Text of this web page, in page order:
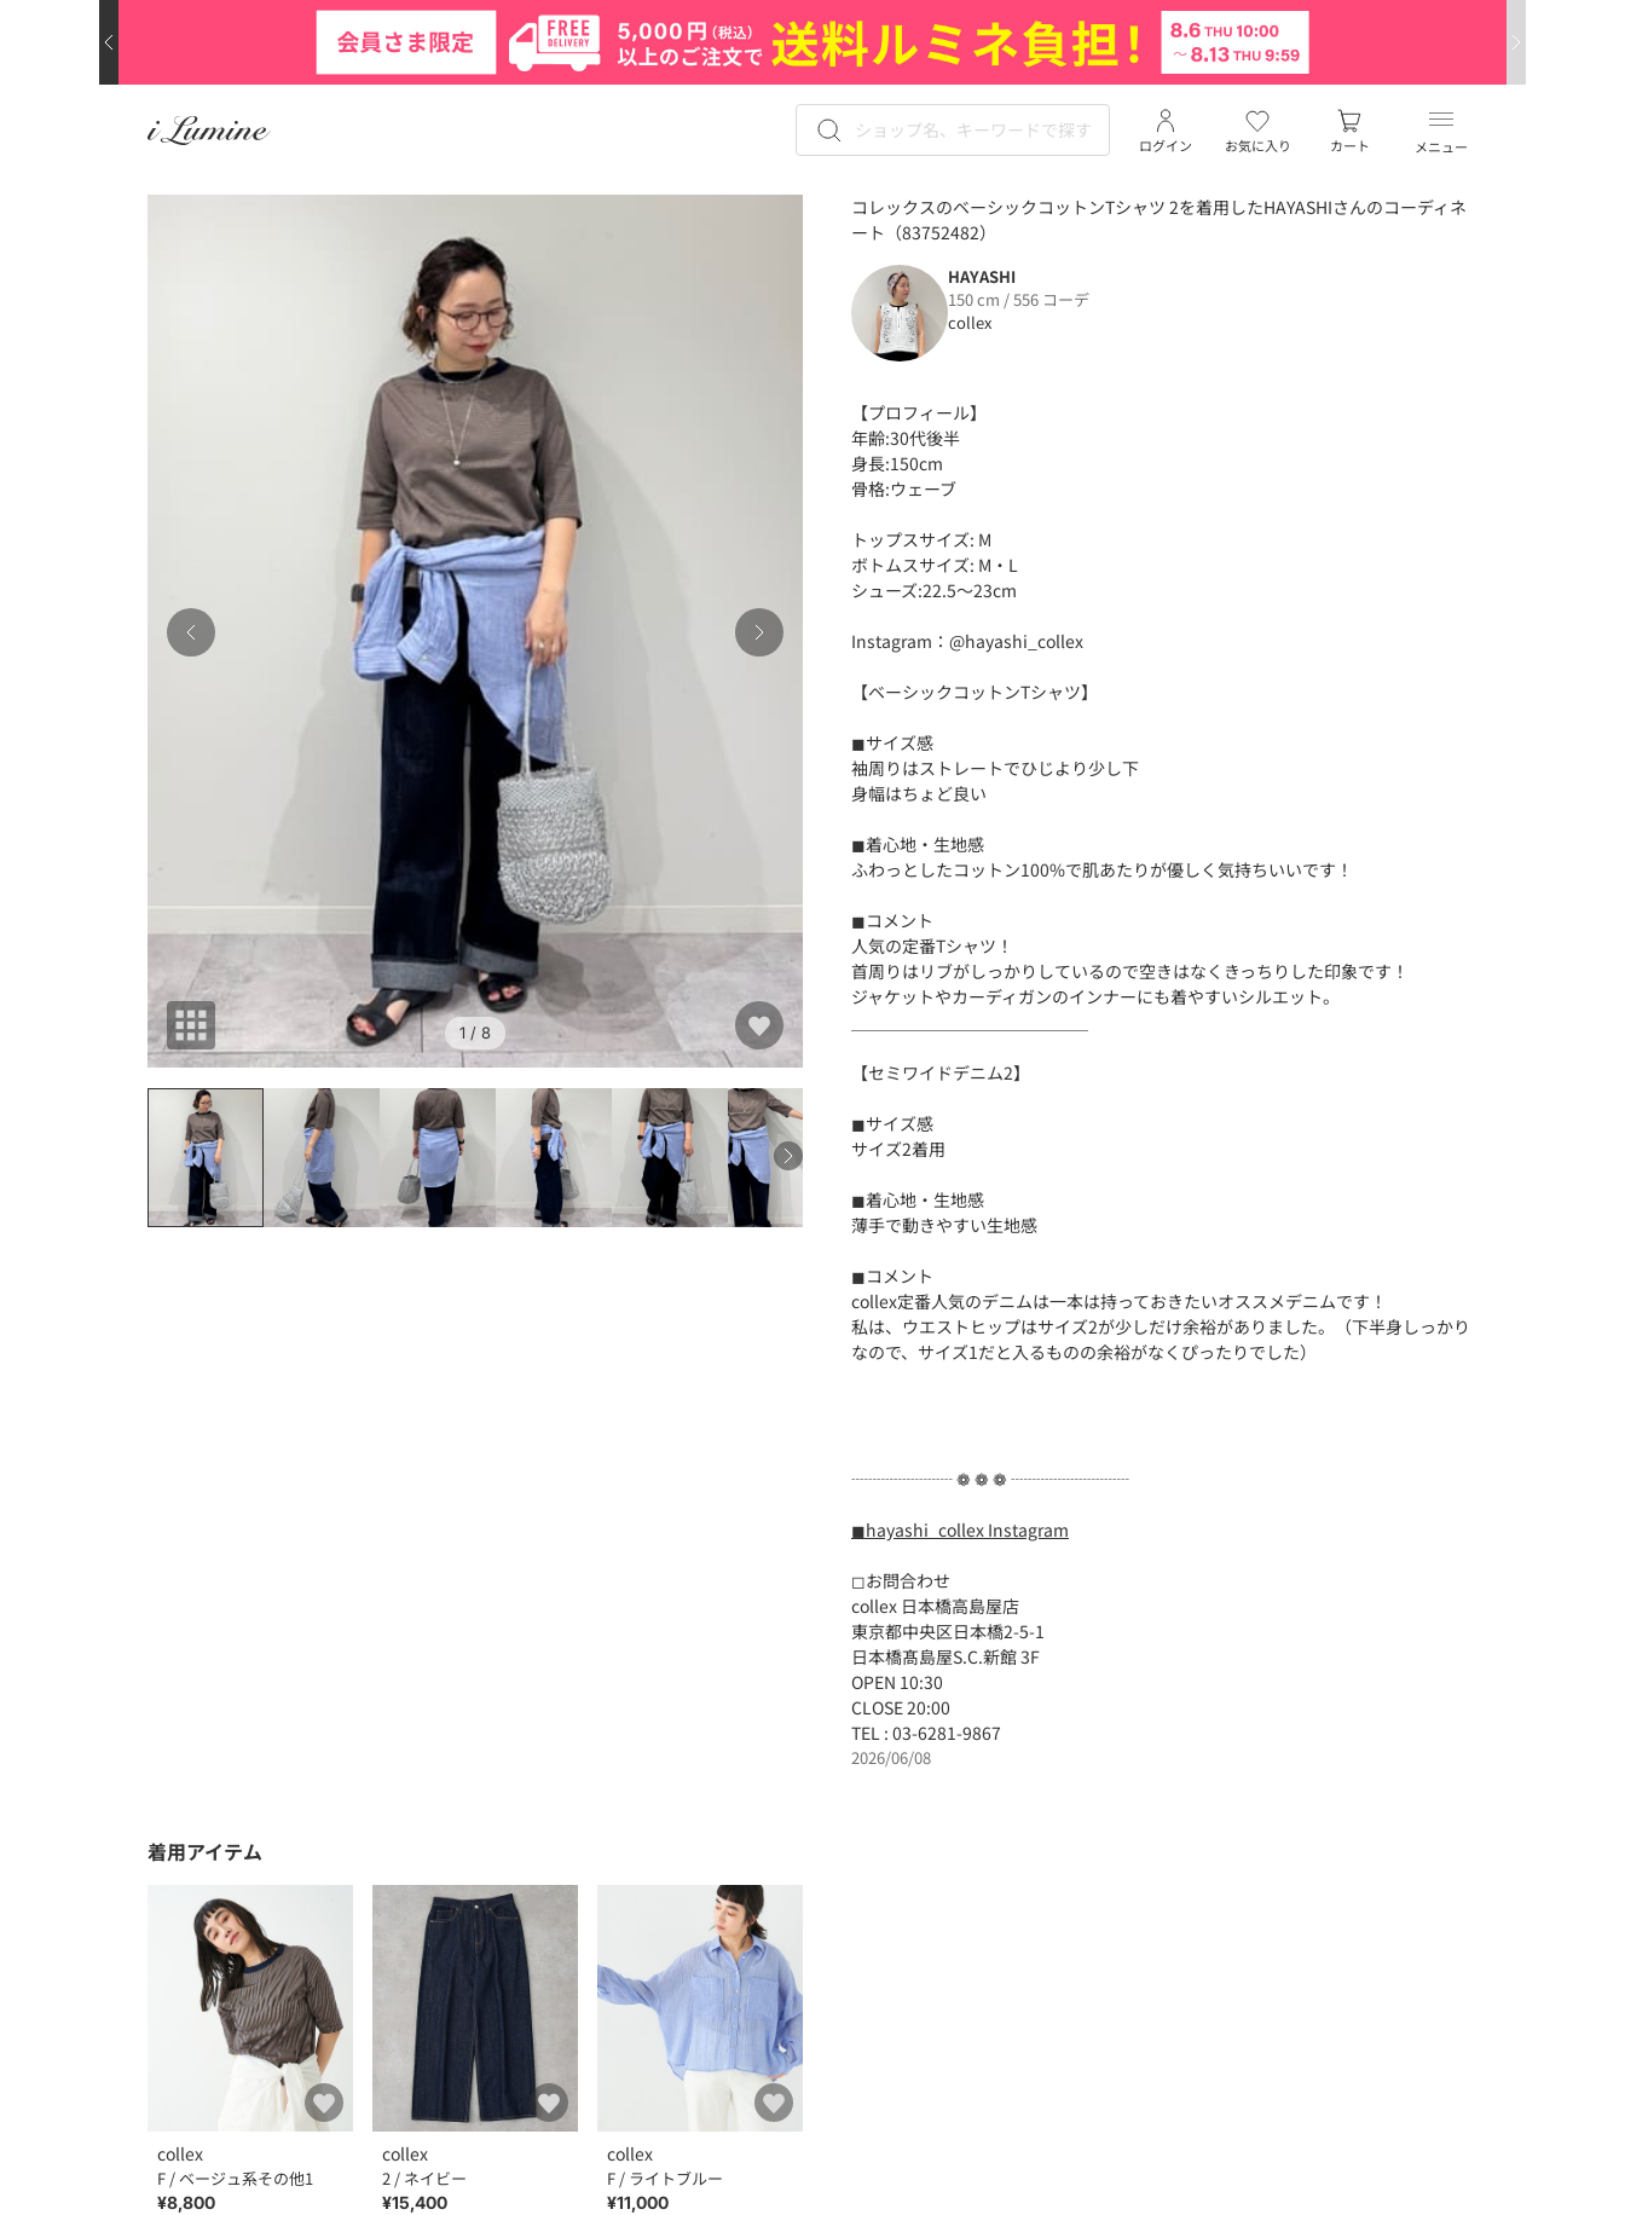
メニュー
お気に入り
ログイン カート
1 / 8
コレックスのベーシックコットンTシャツ 2を着用したHAYASHIさんのコーディネ
ート（83752482）
HAYASHI
150 cm / 556 コーデ
collex
【プロフィール】
年齢:30代後半
身長:150cm
骨格:ウェーブ
トップスサイズ: M
ボトムスサイズ: M・L
シューズ:22.5〜23cm
Instagram：@hayashi_collex
【ベーシックコットンTシャツ】
◼︎サイズ感
袖周りはストレートでひじより少し下
身幅はちょど良い
◼︎着心地・生地感
ふわっとしたコットン100%で肌あたりが優しく気持ちいいです！
◼︎コメント
人気の定番Tシャツ！
首周りはリブがしっかりしているので空きはなくきっちりした印象です！
ジャケットやカーディガンのインナーにも着やすいシルエット。
【セミワイドデニム2】
◼︎サイズ感
サイズ2着用
◼︎着心地・生地感
薄手で動きやすい生地感
◼︎コメント
collex定番人気のデニムは一本は持っておきたいオススメデニムです！
私は、ウエストヒップはサイズ2が少しだけ余裕がありました。（下半身しっかり
なので、サイズ1だと入るものの余裕がなくぴったりでした）
┈┈┈┈┈┈ ❁ ❁ ❁ ┈┈┈┈┈┈┈
◼︎hayashi_collex Instagram
◻︎お問合わせ
collex 日本橋高島屋店
東京都中央区日本橋2-5-1
日本橋髙島屋S.C.新館 3F
OPEN 10:30
CLOSE 20:00
TEL : 03-6281-9867
2026/06/08
着用アイテム
collex
F / ベージュ系その他1
¥8,800
collex
2 / ネイビー
¥15,400
collex
F / ライトブルー
¥11,000